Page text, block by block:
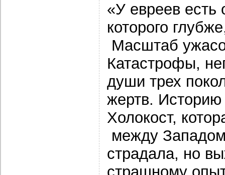
«У евреев
которого
Масштаб
Катастрофы,
души трех
жертв.
Холокост,
между
страдала, но